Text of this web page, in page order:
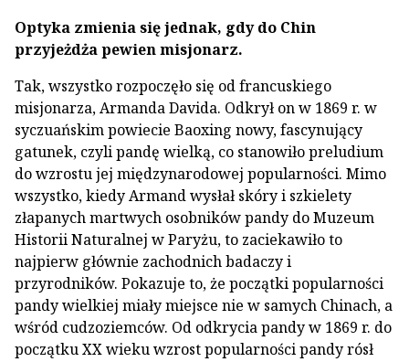
Optyka zmienia się jednak, gdy do Chin
przyjeżdża pewien misjonarz.
Tak, wszystko rozpoczęło się od francuskiego
misjonarza, Armanda Davida. Odkrył on w 1869 r. w
syczuańskim powiecie Baoxing nowy, fascynujący
gatunek, czyli pandę wielką, co stanowiło preludium
do wzrostu jej międzynarodowej popularności. Mimo
wszystko, kiedy Armand wysłał skóry i szkielety
złapanych martwych osobników pandy do Muzeum
Historii Naturalnej w Paryżu, to zaciekawiło to
najpierw głównie zachodnich badaczy i
przyrodników. Pokazuje to, że początki popularności
pandy wielkiej miały miejsce nie w samych Chinach, a
wśród cudzoziemców. Od odkrycia pandy w 1869 r. do
początku XX wieku wzrost popularności pandy rósł